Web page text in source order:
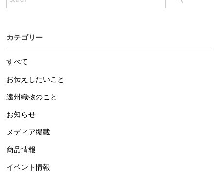
カテゴリー
すべて
お伝えしたいこと
遠州織物のこと
お知らせ
メディア掲載
商品情報
イベント情報